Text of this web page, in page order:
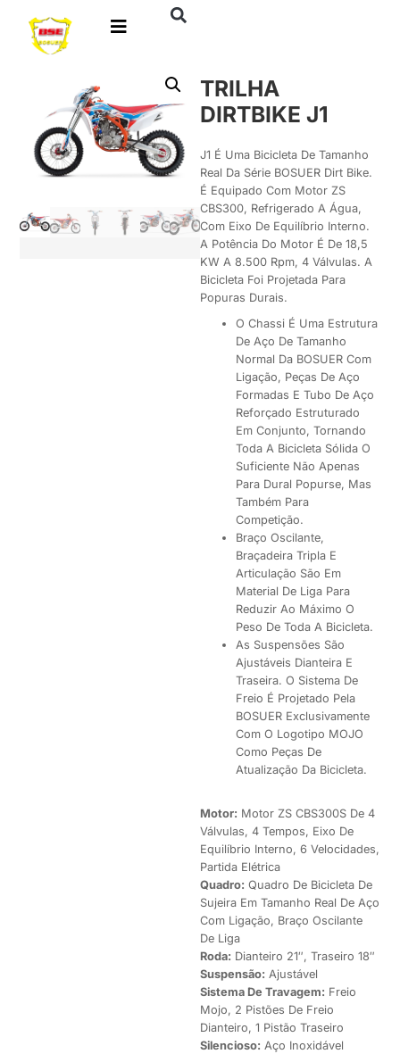
TRILHA
DIRTBIKE J1
J1 É Uma Bicicleta De Tamanho
Real Da Série BOSUER Dirt Bike.
É Equipado Com Motor ZS
CBS300, Refrigerado A Água,
Com Eixo De Equilíbrio Interno.
A Potência Do Motor É De 18,5
KW A 8.500 Rpm, 4 Válvulas. A
Bicicleta Foi Projetada Para
Popuras Durais.
O Chassi É Uma Estrutura
De Aço De Tamanho
Normal Da BOSUER Com
Ligação, Peças De Aço
Formadas E Tubo De Aço
Reforçado Estruturado
Em Conjunto, Tornando
Toda A Bicicleta Sólida O
Suficiente Não Apenas
Para Dural Popurse, Mas
Também Para
Competição.
Braço Oscilante,
Braçadeira Tripla E
Articulação São Em
Material De Liga Para
Reduzir Ao Máximo O
Peso De Toda A Bicicleta.
As Suspensões São
Ajustáveis Dianteira E
Traseira. O Sistema De
Freio É Projetado Pela
BOSUER Exclusivamente
Com O Logotipo MOJO
Como Peças De
Atualização Da Bicicleta.
Motor: Motor ZS CBS300S De 4
Válvulas, 4 Tempos, Eixo De
Equilíbrio Interno, 6 Velocidades,
Partida Elétrica
Quadro: Quadro De Bicicleta De
Sujeira Em Tamanho Real De Aço
Com Ligação, Braço Oscilante
De Liga
Roda: Dianteiro 21″, Traseiro 18″
Suspensão: Ajustável
Sistema De Travagem: Freio
Mojo, 2 Pistões De Freio
Dianteiro, 1 Pistão Traseiro
Silencioso: Aço Inoxidável